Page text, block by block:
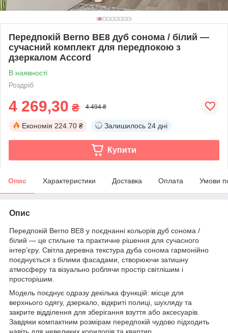
Передпокій Berno BE8 дуб сонома / білий —
сучасний комплект для передпокою з
дзеркалом Accord
В наявності
Роздріб
4 269,30 ₴ 4 494 ₴
Економія 224.70 ₴ Залишилось 24 дні
Купити
Опис Характеристики Доставка Оплата Умови
Опис
Передпокій Berno BE8 у поєднанні кольорів дуб сонома /
білий — це стильне та практичне рішення для сучасного
інтер’єру. Світла деревна текстура дуба сонома гармонійно
поєднується з білими фасадами, створюючи затишну
атмосферу та візуально роблячи простір світлішим і
просторішим.
Модель поєднує одразу декілька функцій: місце для
верхнього одягу, дзеркало, відкриті полиці, шухляду та
закрите відділення для зберігання взуття або аксесуарів.
Завдяки компактним розмірам передпокій чудово підходить
навіть для невеликих коридорів та квартир.